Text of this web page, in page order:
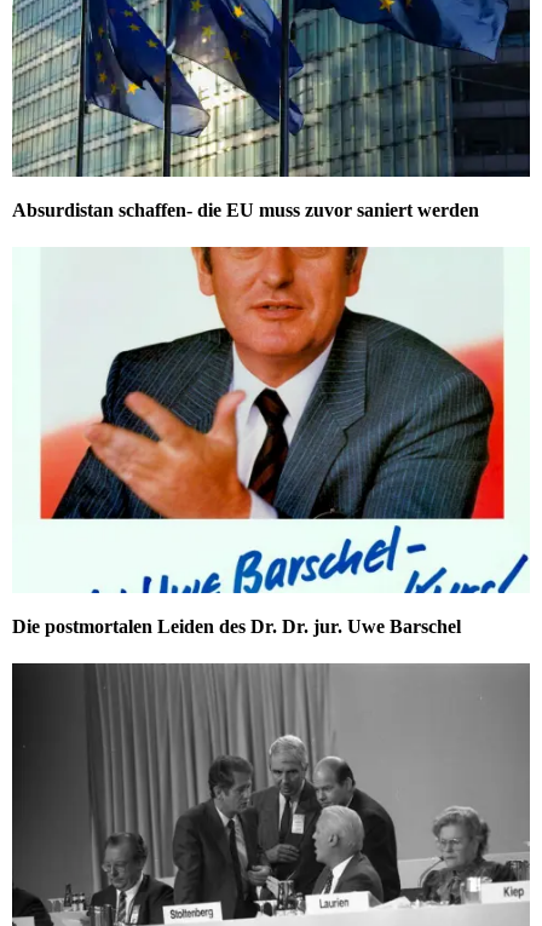
Absurdistan schaffen- die EU muss zuvor saniert werden
Die postmortalen Leiden des Dr. Dr. jur. Uwe Barschel